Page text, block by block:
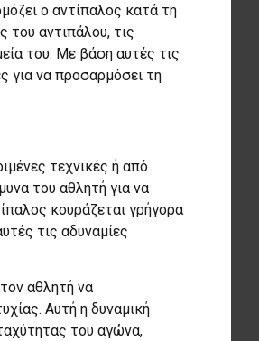
ο αντίπαλος κατά τη
του αντιπάλου, τις
του. Με βάση αυτές τις
για να προσαρμόσει τη
τεχνικές ή από
του αθλητή για να
κουράζεται γρήγορα
τις αδυναμίες
αθλητή να
Αυτή η δυναμική
του αγώνα,